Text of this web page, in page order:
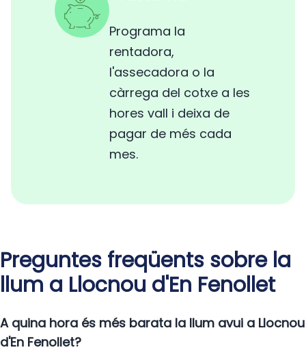
Programa la
rentadora,
l'assecadora o la
càrrega del cotxe a les
hores vall i deixa de
pagar de més cada
mes.
Preguntes freqüents sobre la
llum a Llocnou d'En Fenollet
A quina hora és més barata la llum avui a Llocnou
d'En Fenollet?